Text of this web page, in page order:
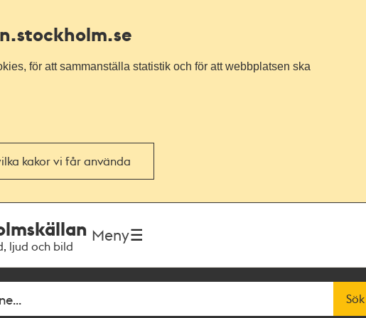
.stockholm.se
för att sammanställa statistik och för att webbplatsen ska
kakor vi får använda
ljud och bild
Meny
Sök